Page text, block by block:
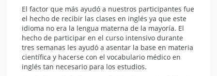
El factor que más ayudó a nuestros participantes fue
el hecho de recibir las clases en inglés ya que este
idioma no era la lengua materna de la mayoría. El
hecho de participar en el curso intensivo durante
tres semanas les ayudó a asentar la base en materia
científica y hacerse con el vocabulario médico en
inglés tan necesario para los estudios.